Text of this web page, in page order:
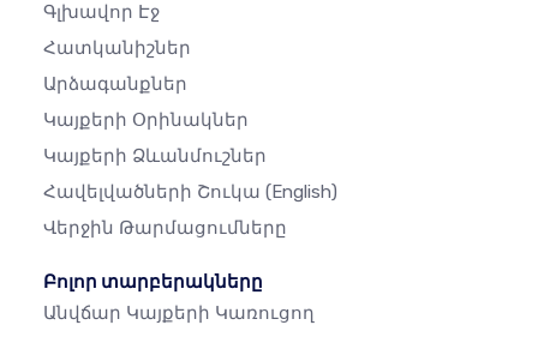
Գլխավոր Էջ
Հատկանիշներ
Արձագանքներ
Կայքերի Օրինակներ
Կայքերի Ձևանմուշներ
Հավելվածների Շուկա (English)
Վերջին Թարմացումները
Բոլոր տարբերակները
Անվճար Կայքերի Կառուցող